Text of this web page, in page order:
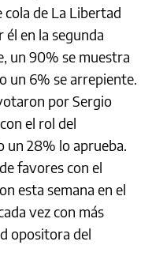
de La Libertad
en la segunda
un 90% se muestra
un 6% se arrepiente.
por Sergio
el rol del
un 28% lo aprueba.
favores con el
esta semana en el
vez con más
opositora del